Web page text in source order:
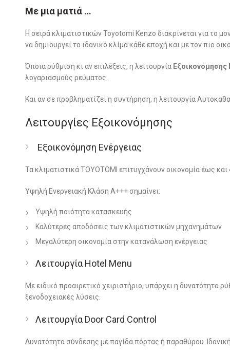
Με μια ματιά …
Η σειρά κλιματιστικών Toyotomi Kenzo διακρίνεται για το
να δημιουργεί το ιδανικό κλίμα κάθε εποχή και με τον πιο
Όποια ρύθμιση κι αν επιλέξεις, η λειτουργία Εξοικονόμησης
λογαριασμούς ρεύματος.
Και αν σε προβληματίζει η συντήρηση, η λειτουργία
Λειτουργίες Εξοικονόμησης
Εξοικονόμηση Ενέργειας
Τα κλιματιστικά TOYOTOMI επιτυγχάνουν οικονομία έως
Υψηλή Ενεργειακή Κλάση Α+++ σημαίνει:
Yψηλή ποιότητα κατασκευής
Kαλύτερες αποδόσεις των κλιματιστικών μηχανημάτων
Mεγαλύτερη οικονομία στην κατανάλωση ενέργειας
Λειτουργία Hotel Menu
Με ειδικό προαιρετικό χειριστήριο, υπάρχει η δυνατότητα
ξενοδοχειακές λύσεις.
Λειτουργία Door Card Control
Δυνατότητα σύνδεσης με παγίδα πόρτας ή παραθύρου. Ιδανική